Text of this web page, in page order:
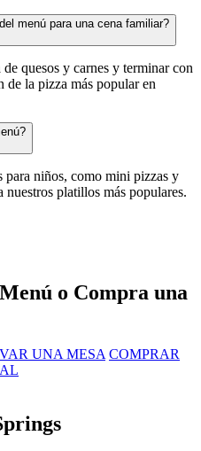
menú para una cena familiar?
quesos y carnes y terminar con
de la pizza más popular en
para niños, como mini pizzas y
nuestros platillos más populares.
o Compra una
UNA MESA COMPRAR